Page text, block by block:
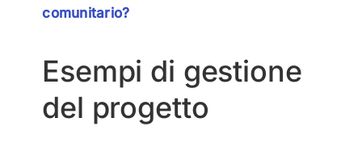
comunitario?
Esempi di gestione
del progetto